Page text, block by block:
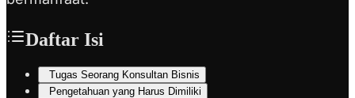
Daftar Isi
Tugas Seorang Konsultan Bisnis
Pengetahuan yang Harus Dimiliki